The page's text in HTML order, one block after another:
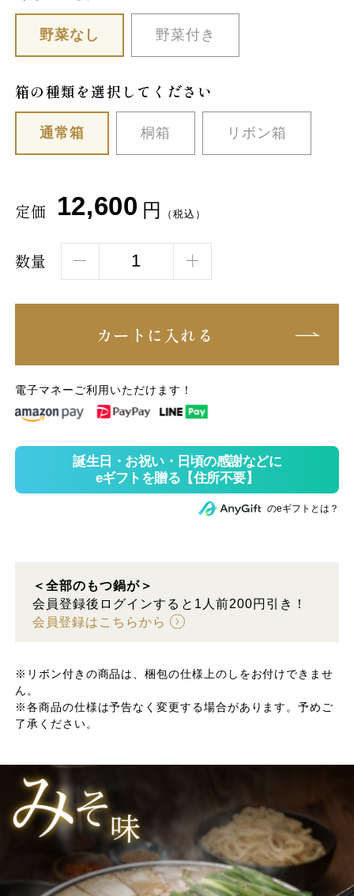
野菜なし 野菜付き
箱の種類を選択してください
通常箱 桐箱 リボン箱
定価 12,600 円 （税込）
数量
カートに入れる
電子マネーご利用いただけます！
のeギフトとは？
＜全部のもつ鍋が＞
会員登録後ログインすると1人前200円引き！
会員登録はこちらから
※リボン付きの商品は、梱包の仕様上のしをお付けできませ
ん。
※各商品の仕様は予告なく変更する場合があります。予めご
了承ください。